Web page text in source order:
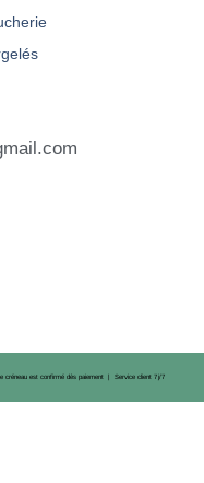
est confirmé dès paiement | Service client 7 j/7